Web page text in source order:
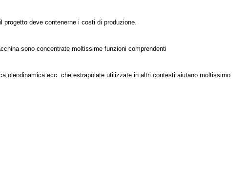
deve contenerne i costi di produzione.
sono concentrate moltissime funzioni comprendenti
ecc. che estrapolate utilizzate in altri contesti aiutano moltissimo